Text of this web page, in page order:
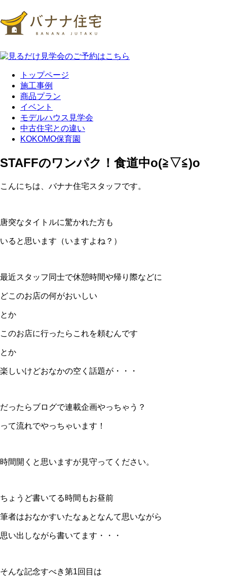
トップページ
施工事例
商品プラン
イベント
モデルハウス見学会
中古住宅との違い
KOKOMO保育園
STAFFのワンパク！食道中o(≧▽≦)o
こんにちは、バナナ住宅スタッフです。
唐突なタイトルに驚かれた方も
いると思います（いますよね？）
最近スタッフ同士で休憩時間や帰り際などに
どこのお店の何がおいしい
とか
このお店に行ったらこれを頼むんです
とか
楽しいけどおなかの空く話題が・・・
だったらブログで連載企画やっちゃう？
って流れでやっちゃいます！
時間開くと思いますが見守ってください。
ちょうど書いてる時間もお昼前
筆者はおなかすいたなぁとなんて思いながら
思い出しながら書いてます・・・
そんな記念すべき第1回目は